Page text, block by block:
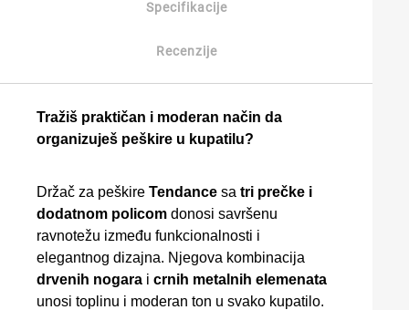
Specifikacije
Recenzije
Tražiš praktičan i moderan način da
organizuješ peškire u kupatilu?
Držač za peškire Tendance sa tri prečke i
dodatnom policom donosi savršenu
ravnotežu između funkcionalnosti i
elegantnog dizajna. Njegova kombinacija
drvenih nogara i crnih metalnih elemenata
unosi toplinu i moderan ton u svako kupatilo.